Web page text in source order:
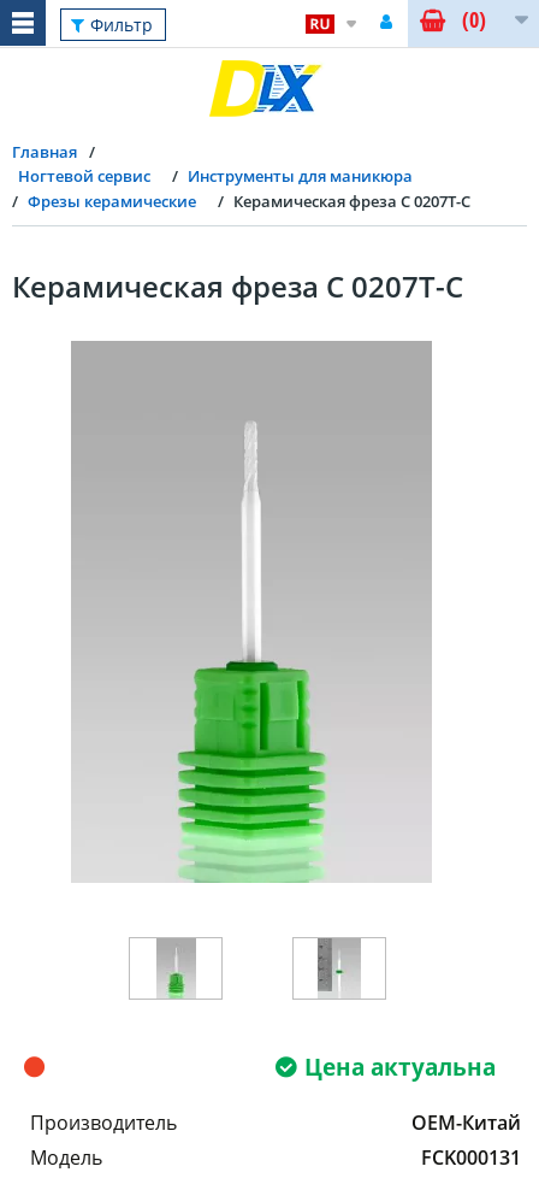
Фильтр (0)
Главная
Ногтевой сервис
Инструменты для маникюра
Фрезы керамические
Керамическая фреза С 0207Т-С
Керамическая фреза С 0207Т-С
Цена актуальна
Производитель
OEM-Китай
Модель
FCK000131